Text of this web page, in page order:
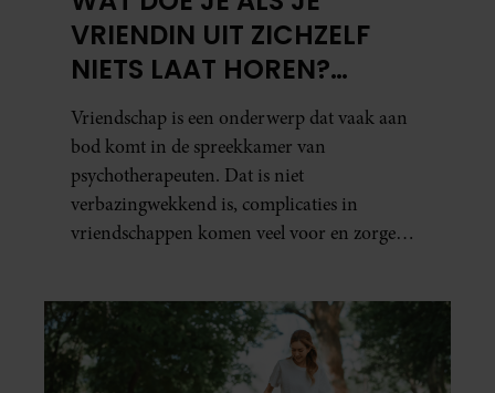
VRIENDIN UIT ZICHZELF
NIETS LAAT HOREN?
PSYCHOTHERAPEUT
MARTINE GEEFT ADVIES.
Vriendschap is een onderwerp dat vaak aan
bod komt in de spreekkamer van
psychotherapeuten. Dat is niet
verbazingwekkend is, complicaties in
vriendschappen komen veel voor en zorgen